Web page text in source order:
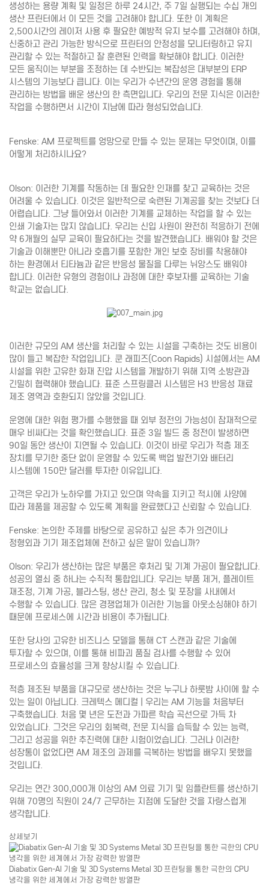
생성하는 용량 계획 및 일정은 하루 24시간, 주 7일 실행되는 수십 개의
생산 프린터에서 이 모든 것을 고려해야 합니다. 또한 이 계획은
2,500시간의 레이저 사용 후 필요한 예방적 유지 보수를 고려해야 하며,
신중하고 관리 가능한 방식으로 프린터의 안정성을 모니터링하고 유지
관리할 수 있는 적절하고 잘 훈련된 인력을 확보해야 합니다. 이러한
모든 움직이는 부분을 조정하는 데 수반되는 복잡성은 대부분의 ERP
시스템의 기능보다 큽니다. 이는 우리가 수년간의 운영 경험을 통해
관리하는 방법을 배운 생산의 한 측면입니다. 우리의 전문 지식은 이러한
작업을 수행하면서 시간이 지남에 따라 형성되었습니다.
Fenske: AM 프로젝트를 엉망으로 만들 수 있는 문제는 무엇이며, 이를
어떻게 처리하시나요?
Olson: 이러한 기계를 작동하는 데 필요한 인재를 찾고 교육하는 것은
어려울 수 있습니다. 이것은 일반적으로 숙련된 기계공을 찾는 것보다 더
어렵습니다. 그냥 들어와서 이러한 기계를 교체하는 작업을 할 수 있는
인쇄 기술자는 많지 않습니다. 우리는 신입 사원이 완전히 적응하기 전에
약 6개월의 실무 교육이 필요하다는 것을 발견했습니다. 배워야 할 것은
기술과 이해뿐만 아니라 호흡기를 포함한 개인 보호 장비를 착용해야
하는 환경에서 티타늄과 같은 반응성 물질을 다루는 뉘앙스도 배워야
합니다. 이러한 유형의 경험이나 과정에 대한 후보자를 교육하는 기술
학교는 없습니다.
이러한 규모의 AM 생산을 처리할 수 있는 시설을 구축하는 것도 비용이
많이 들고 복잡한 작업입니다. 쿤 래피즈(Coon Rapids) 시설에서는 AM
시설을 위한 고유한 화재 진압 시스템을 개발하기 위해 지역 소방관과
긴밀히 협력해야 했습니다. 표준 스프링클러 시스템은 H3 반응성 재료
제조 영역과 호환되지 않았을 것입니다.
운영에 대한 위험 평가를 수행했을 때 외부 정전의 가능성이 잠재적으로
매우 비싸다는 것을 확인했습니다. 표준 3일 빌드 중 정전이 발생하면
90일 동안 생산이 지연될 수 있습니다. 이것이 바로 우리가 적층 제조
장치를 무기한 중단 없이 운영할 수 있도록 백업 발전기와 배터리
시스템에 150만 달러를 투자한 이유입니다.
고객은 우리가 노하우를 가지고 있으며 약속을 지키고 적시에 사양에
따라 제품을 제공할 수 있도록 계획을 완료했다고 신뢰할 수 있습니다.
Fenske: 논의한 주제를 바탕으로 공유하고 싶은 추가 의견이나
정형외과 기기 제조업체에 전하고 싶은 말이 있습니까?
Olson: 우리가 생산하는 많은 부품은 후처리 및 기계 가공이 필요합니다.
성공의 열쇠 중 하나는 수직적 통합입니다. 우리는 부품 제거, 플레이트
재조정, 기계 가공, 블라스팅, 생산 관리, 청소 및 포장을 사내에서
수행할 수 있습니다. 많은 경쟁업체가 이러한 기능을 아웃소싱해야 하기
때문에 프로세스에 시간과 비용이 추가됩니다.
또한 당사의 고유한 비즈니스 모델을 통해 CT 스캔과 같은 기술에
투자할 수 있으며, 이를 통해 비파괴 품질 검사를 수행할 수 있어
프로세스의 효율성을 크게 향상시킬 수 있습니다.
적층 제조된 부품을 대규모로 생산하는 것은 누구나 하룻밤 사이에 할 수
있는 일이 아닙니다. 크레텍스 메디컬 | 우리는 AM 기능을 처음부터
구축했습니다. 처음 몇 년은 도전과 가파른 학습 곡선으로 가득 차
있었습니다. 그것은 우리의 회복력, 전문 지식을 습득할 수 있는 능력,
그리고 성공을 위한 추진력에 대한 시험이었습니다. 그러나 이러한
성장통이 없었다면 AM 제조의 과제를 극복하는 방법을 배우지 못했을
것입니다.
우리는 연간 300,000개 이상의 AM 의료 기기 및 임플란트를 생산하기
위해 70명의 직원이 24/7 근무하는 지점에 도달한 것을 자랑스럽게
생각합니다.
상세보기
Diabatix Gen-AI 기술 및 3D Systems Metal 3D 프린팅을 통한 극한의 CPU
냉각을 위한 세계에서 가장 강력한 방열판